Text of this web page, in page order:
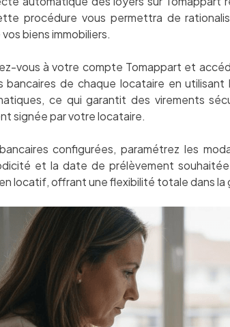
procédure vous permettra de
biens immobiliers.
vous à votre compte Tomappart et
bancaires de chaque locataire en
ce qui garantit des virements
signée par votre locataire.
configurées, paramétrez les
et la date de prélèvement
locatif, offrant une flexibilité totale dans